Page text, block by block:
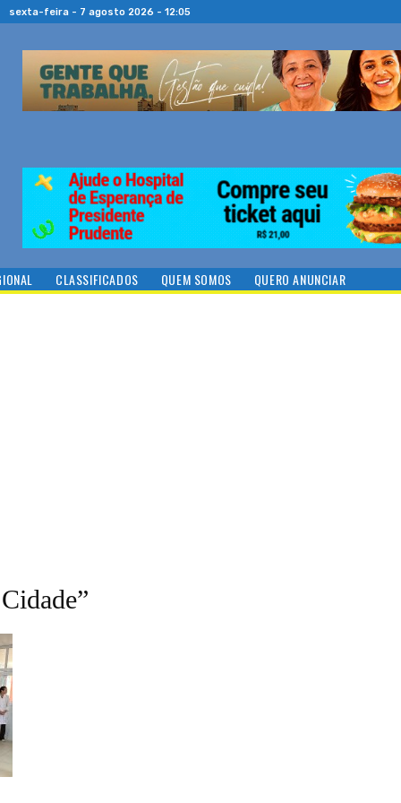
sexta-feira - 7 agosto 2026 - 12:05
CLASSIFICADOS QUEM SOMOS QUERO ANUNCIAR